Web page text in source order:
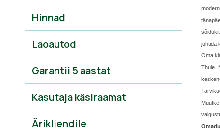
Hinnad
Laoautod
Garantii 5 aastat
Kasutaja käsiraamat
Ärikliendile
juhtida
Oma
Thule